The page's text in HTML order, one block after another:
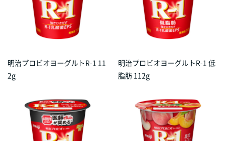
明治プロビオヨーグルトR-1 11
2g
明治プロビオヨーグルトR-1 低
脂肪 112g